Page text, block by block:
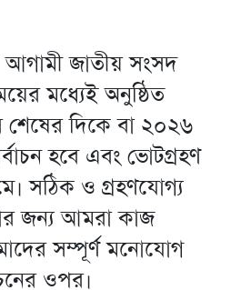
জাতীয় সংসদ
মধ্যেই অনুষ্ঠিত
দিকে বা ২০২৬
হবে এবং ভোটগ্রহণ
সঠিক ও গ্রহণযোগ্য
জন্য আমরা কাজ
সম্পূর্ণ মনোযোগ
ওপর।